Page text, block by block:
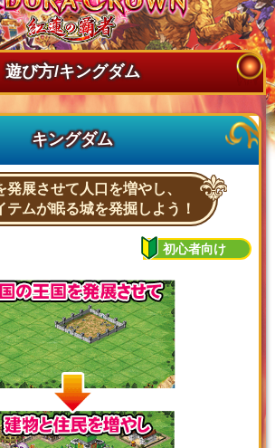
遊び方/キングダム
キングダム
発展させて人口を増やし、
テムが眠る城を発掘しよう！
初心者向け